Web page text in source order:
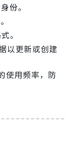
份。
。
以更新或创建
使用频率，防